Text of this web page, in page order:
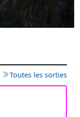
Toutes les sorties